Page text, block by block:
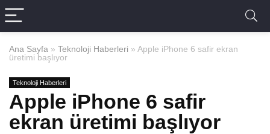
Ana Sayfa » Teknoloji Haberleri » Apple iPhone 6 safir ekran
üretimi başlıyor
Teknoloji Haberleri
Apple iPhone 6 safir
ekran üretimi başlıyor